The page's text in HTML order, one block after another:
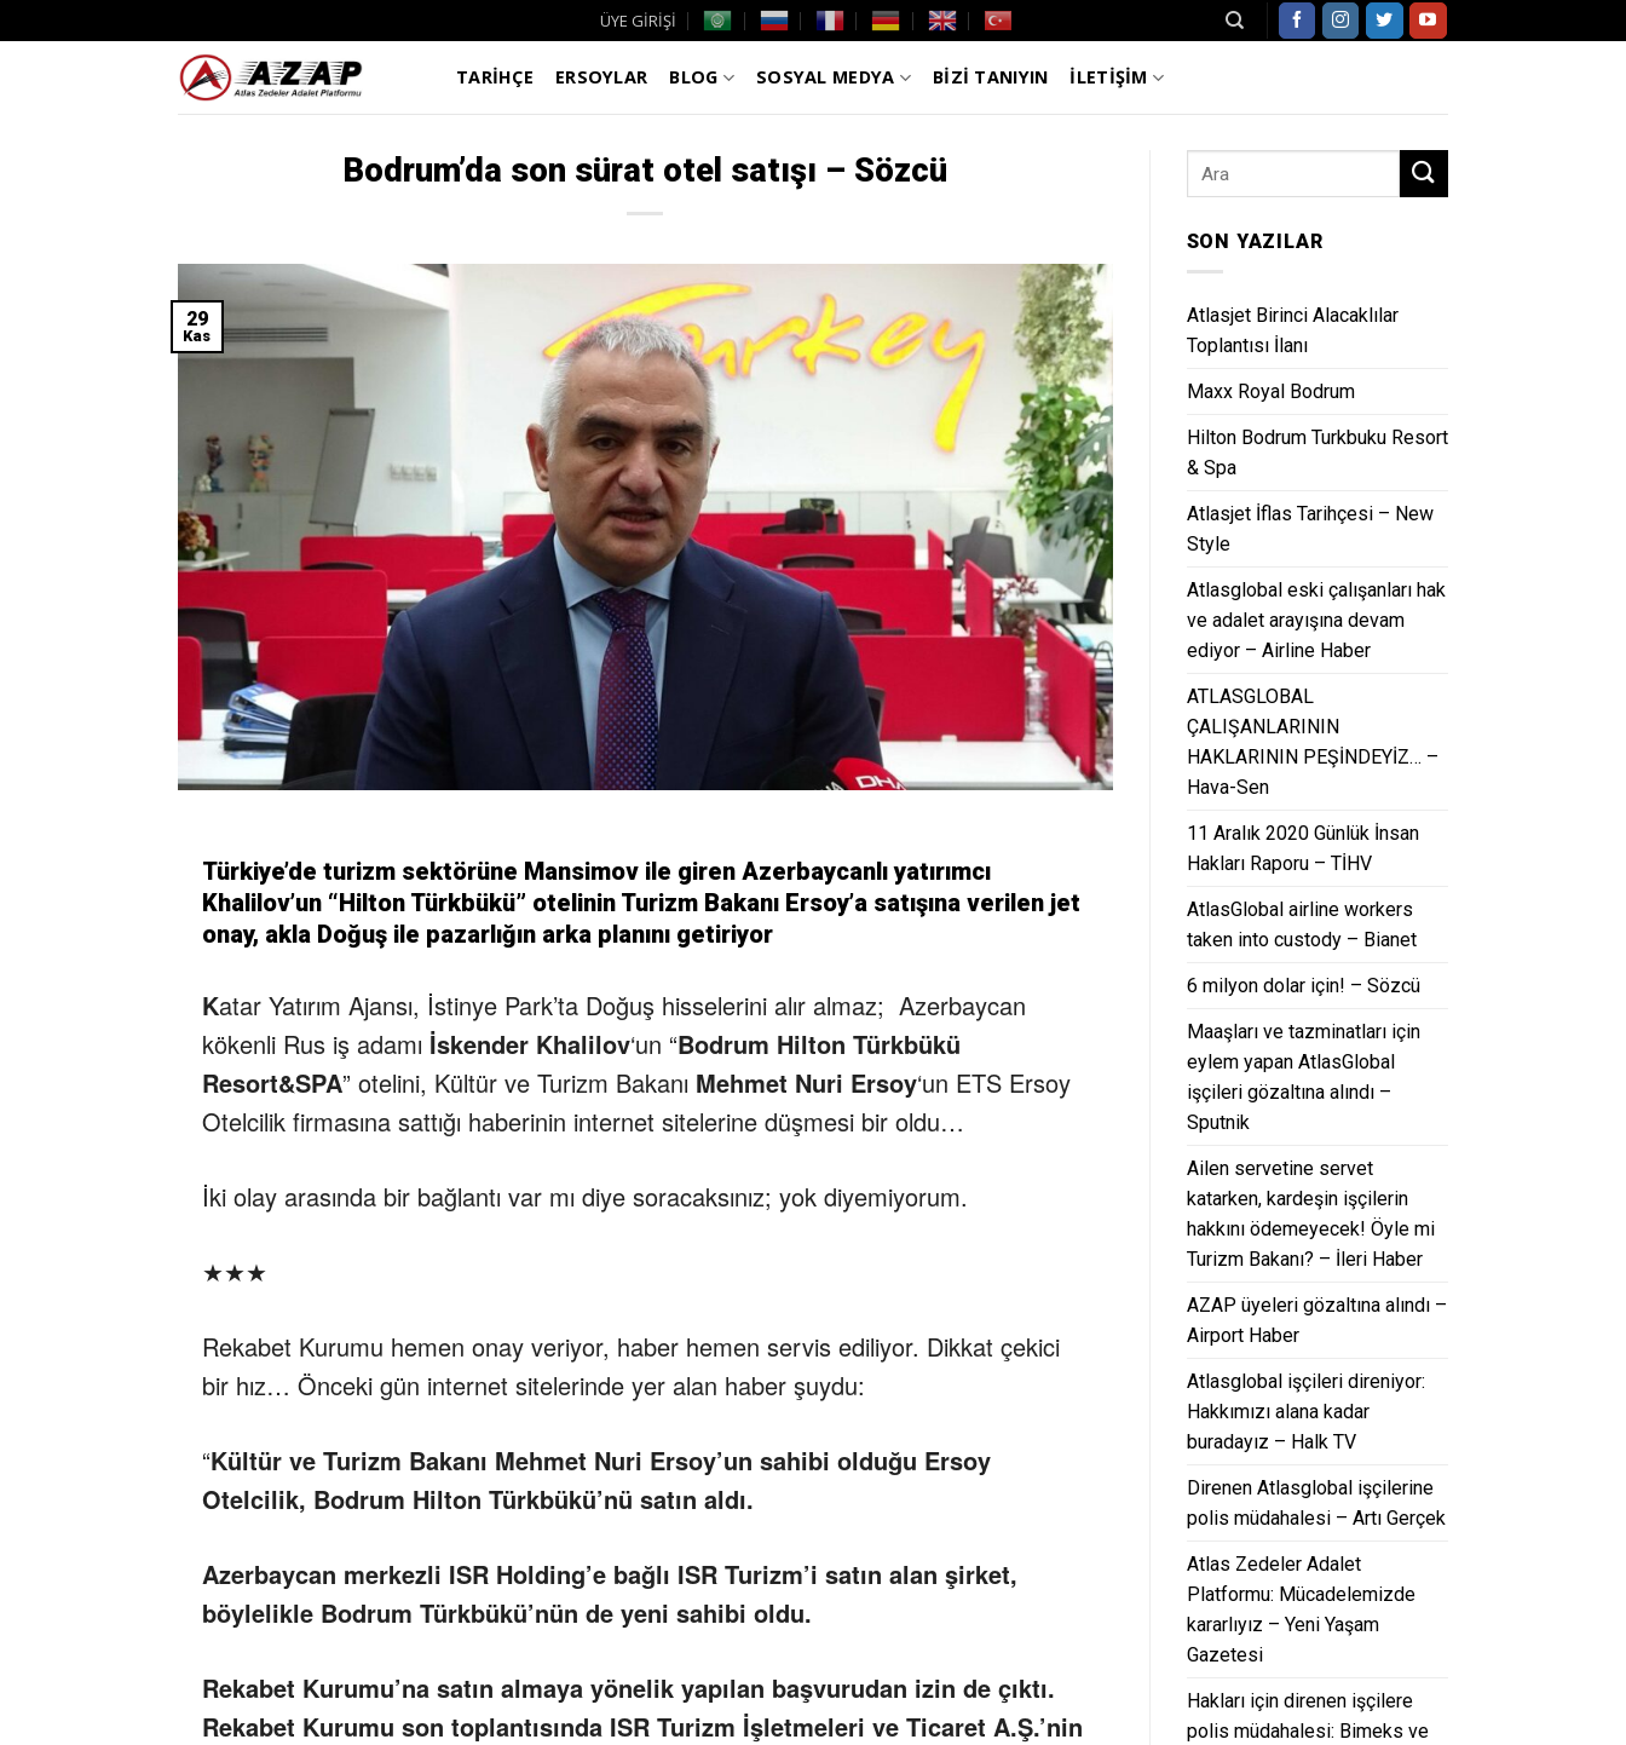
to
ÜYE GİRİŞİ
TARİHÇE ERSOYLAR BLOG SOSYAL MEDYA BİZİ TANIYIN İLETİŞİM
Bodrum’da son sürat otel satışı – Sözcü
29
Kas
Türkiye’de turizm sektörüne Mansimov ile giren Azerbaycanlı yatırımcı
Khalilov’un “Hilton Türkbükü” otelinin Turizm Bakanı Ersoy’a satışına verilen jet
onay, akla Doğuş ile pazarlığın arka planını getiriyor
Katar Yatırım Ajansı, İstinye Park’ta Doğuş hisselerini alır almaz; Azerbaycan
kökenli Rus iş adamı İskender Khalilov‘un “Bodrum Hilton Türkbükü
Resort&SPA” otelini, Kültür ve Turizm Bakanı Mehmet Nuri Ersoy‘un ETS Ersoy
Otelcilik firmasına sattığı haberinin internet sitelerine düşmesi bir oldu…
İki olay arasında bir bağlantı var mı diye soracaksınız; yok diyemiyorum.
★★★
Rekabet Kurumu hemen onay veriyor, haber hemen servis ediliyor. Dikkat çekici
bir hız… Önceki gün internet sitelerinde yer alan haber şuydu:
“Kültür ve Turizm Bakanı Mehmet Nuri Ersoy’un sahibi olduğu Ersoy
Otelcilik, Bodrum Hilton Türkbükü’nü satın aldı.
Azerbaycan merkezli ISR Holding’e bağlı ISR Turizm’i satın alan şirket,
böylelikle Bodrum Türkbükü’nün de yeni sahibi oldu.
Rekabet Kurumu’na satın almaya yönelik yapılan başvurudan izin de çıktı.
Rekabet Kurumu son toplantısında ISR Turizm İşletmeleri ve Ticaret A.Ş.’nin
SON YAZILAR
Atlasjet Birinci Alacaklılar
Toplantısı İlanı
Maxx Royal Bodrum
Hilton Bodrum Turkbuku Resort
& Spa
Atlasjet İflas Tarihçesi – New
Style
Atlasglobal eski çalışanları hak
ve adalet arayışına devam
ediyor – Airline Haber
ATLASGLOBAL
ÇALIŞANLARININ
HAKLARININ PEŞİNDEYİZ… –
Hava-Sen
11 Aralık 2020 Günlük İnsan
Hakları Raporu – TİHV
AtlasGlobal airline workers
taken into custody – Bianet
6 milyon dolar için! – Sözcü
Maaşları ve tazminatları için
eylem yapan AtlasGlobal
işçileri gözaltına alındı –
Sputnik
Ailen servetine servet
katarken, kardeşin işçilerin
hakkını ödemeyecek! Öyle mi
Turizm Bakanı? – İleri Haber
AZAP üyeleri gözaltına alındı –
Airport Haber
Atlasglobal işçileri direniyor:
Hakkımızı alana kadar
buradayız – Halk TV
Direnen Atlasglobal işçilerine
polis müdahalesi – Artı Gerçek
Atlas Zedeler Adalet
Platformu: Mücadelemizde
kararlıyız – Yeni Yaşam
Gazetesi
Hakları için direnen işçilere
polis müdahalesi: Bimeks ve